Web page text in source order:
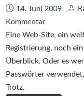
Datum:
14. Juni 2009
Kommentarzu
Facebook-
Benutzer!
Eine Web-Site, ein
Registrierung, noch
Überblick. Oder es
Passwörter
Trotz.